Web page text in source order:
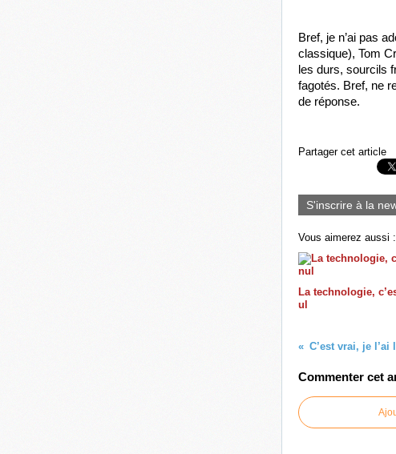
Bref, je n’ai pas
classique), Tom
les durs, sourcils
fagotés. Bref, ne
de réponse.
Partager cet article
S'inscrire à la
Vous aimerez aussi :
La technologie,
ul
C’est vrai, je
Commenter cet